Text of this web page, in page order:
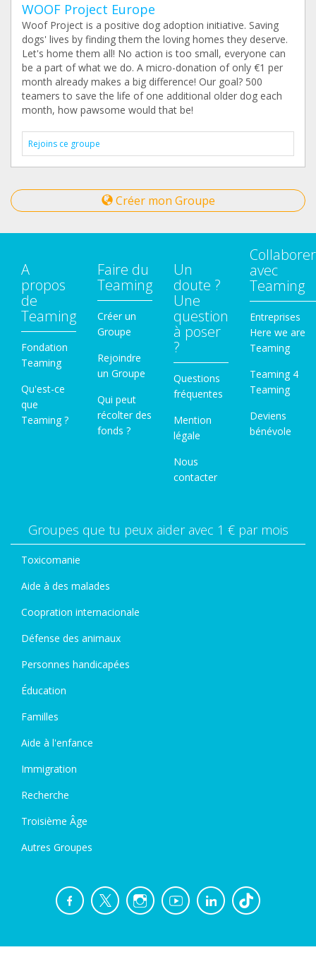
WOOF Project Europe
Woof Project is a positive dog adoption initiative. Saving
dogs' lives by finding them the loving homes they deserve.
Let's home them all! No action is too small, everyone can
be a part of what we do. A micro-donation of only €1 per
month already makes a big difference! Our goal? 500
teamers to save the life of one additional older dog each
month, how pawsome would that be!
Rejoins ce groupe
Créer mon Groupe
A
propos
de
Teaming
Fondation
Teaming
Qu'est-ce
que
Teaming ?
Faire du
Teaming
Créer un
Groupe
Rejoindre
un Groupe
Qui peut
récolter des
fonds ?
Un
doute ?
Une
question
à poser
?
Questions
fréquentes
Mention
légale
Nous
contacter
Collaborer
avec
Teaming
Entreprises
Here we are
Teaming
Teaming 4
Teaming
Deviens
bénévole
Groupes que tu peux aider avec 1 € par mois
Toxicomanie
Aide à des malades
Coopration internacionale
Défense des animaux
Personnes handicapées
Éducation
Familles
Aide à l'enfance
Immigration
Recherche
Troisième Âge
Autres Groupes